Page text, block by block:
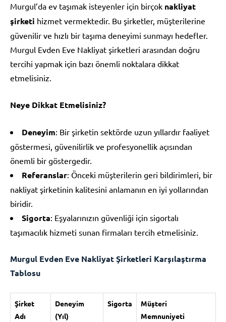
Murgul’da ev taşımak isteyenler için birçok nakliyat
şirketi hizmet vermektedir. Bu şirketler, müşterilerine
güvenilir ve hızlı bir taşıma deneyimi sunmayı hedefler.
Murgul Evden Eve Nakliyat şirketleri arasından doğru
tercihi yapmak için bazı önemli noktalara dikkat
etmelisiniz.
Neye Dikkat Etmelisiniz?
Deneyim: Bir şirketin sektörde uzun yıllardır faaliyet
göstermesi, güvenilirlik ve profesyonellik açısından
önemli bir göstergedir.
Referanslar: Önceki müşterilerin geri bildirimleri, bir
nakliyat şirketinin kalitesini anlamanın en iyi yollarından
biridir.
Sigorta: Eşyalarınızın güvenliği için sigortalı
taşımacılık hizmeti sunan firmaları tercih etmelisiniz.
Murgul Evden Eve Nakliyat Şirketleri Karşılaştırma
Tablosu
Şirket
Adı
Deneyim
(Yıl)
Sigorta
Müşteri
Memnuniyeti